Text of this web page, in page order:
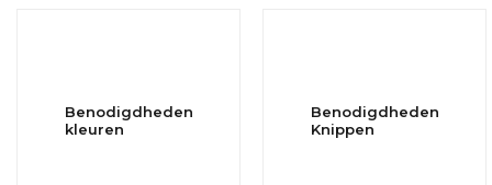
Benodigdheden
kleuren
Benodigdheden
Knippen